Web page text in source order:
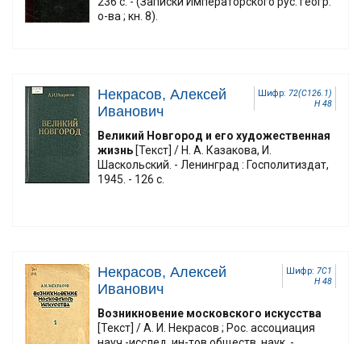
о-ва ; кн. 8).
Шифр: 72(С126.1)
Н 48
Некрасов, Алексей
Иванович
Великий Новгород и его художественная
жизнь [Текст] / Н. А. Казакова, И.
Шаскольский. - Ленинград : Госполитиздат,
1945. - 126 с.
Шифр: 7С1
Н 48
Некрасов, Алексей
Иванович
Возникновение московского искусства
[Текст] / А. И. Некрасов ; Рос. ассоциация